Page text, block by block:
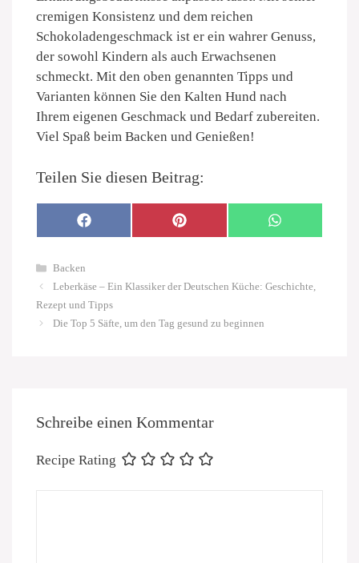
cremigen Konsistenz und dem reichen
Schokoladengeschmack ist er ein wahrer Genuss,
der sowohl Kindern als auch Erwachsenen
schmeckt. Mit den oben genannten Tipps und
Varianten können Sie den Kalten Hund nach
Ihrem eigenen Geschmack und Bedarf zubereiten.
Viel Spaß beim Backen und Genießen!
Teilen Sie diesen Beitrag:
SHARE
ON
F
A
O
SHARE
ON
P
I
E
SHARE
ON
W
H
P
Kategorien
Backen
Leberkäse – Ein Klassiker der Deutschen Küche: Geschichte,
Rezept und Tipps
Die Top 5 Säfte, um den Tag gesund zu beginnen
Schreibe einen Kommentar
Recipe Rating